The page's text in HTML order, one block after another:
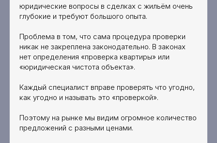
юридические вопросы в сделках с жильём очень
глубокие и требуют большого опыта.
Проблема в том, что сама процедура проверки
никак не закреплена законодательно. В законах
нет определения «проверка квартиры» или
«юридическая чистота объекта».
Каждый специалист вправе проверять что угодно,
как угодно и называть это «проверкой».
Поэтому на рынке мы видим огромное количество
предложений с разными ценами.